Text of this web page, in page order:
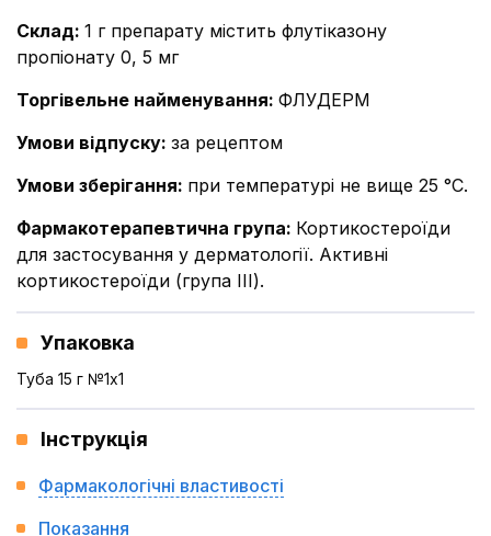
Склад: 1 г препарату містить флутіказону
пропіонату 0, 5 мг
Торгівельне найменування: ФЛУДЕРМ
Умови відпуску: за рецептом
Умови зберігання: при температурі не вище 25 °С.
Фармакотерапевтична група: Кортикостероїди
для застосування у дерматології. Активні
кортикостероїди (група ІІІ).
Упаковка
Туба 15 г №1x1
Інструкція
Фармакологічні властивості
Показання